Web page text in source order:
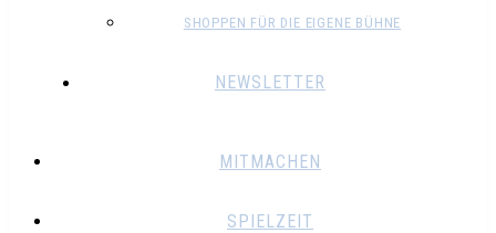
SHOPPEN FÜR DIE EIGENE BÜHNE
NEWSLETTER
MITMACHEN
SPIELZEIT